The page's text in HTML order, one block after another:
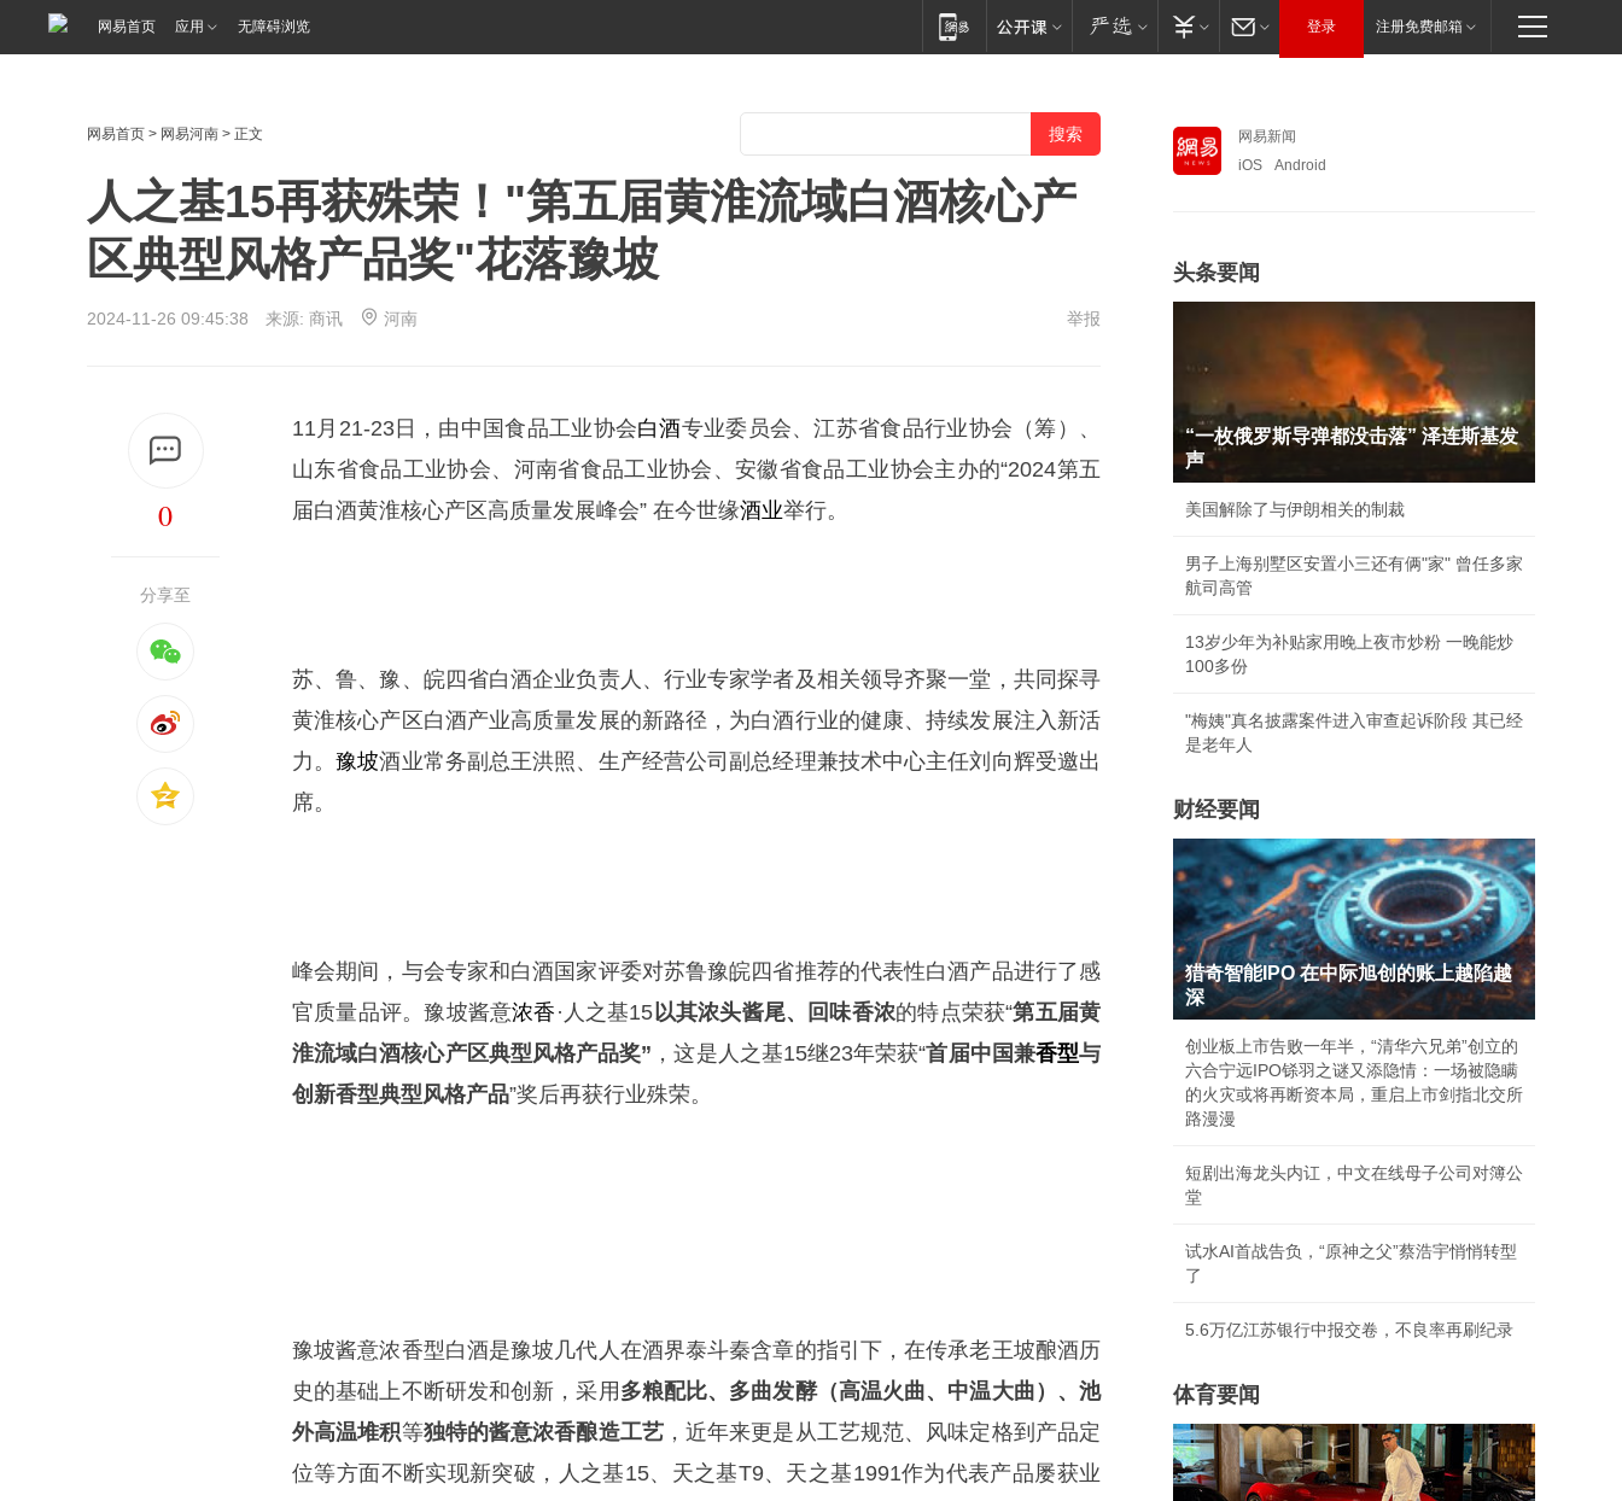
网易首页 应用 无障碍浏览 登录 注册免费邮箱
网易首页 > 网易河南 > 正文
人之基15再获殊荣！"第五届黄淮流域白酒核心产
区典型风格产品奖"花落豫坡
2024-11-26 09:45:38 来源: 商讯 河南 举报
0
分享至
11月21-23日，由中国食品工业协会白酒专业委员会、江苏省食品行业协会（筹）、
山东省食品工业协会、河南省食品工业协会、安徽省食品工业协会主办的“2024第五
届白酒黄淮核心产区高质量发展峰会” 在今世缘酒业举行。
苏、鲁、豫、皖四省白酒企业负责人、行业专家学者及相关领导齐聚一堂，共同探寻
黄淮核心产区白酒产业高质量发展的新路径，为白酒行业的健康、持续发展注入新活
力。豫坡酒业常务副总王洪照、生产经营公司副总经理兼技术中心主任刘向辉受邀出
席。
峰会期间，与会专家和白酒国家评委对苏鲁豫皖四省推荐的代表性白酒产品进行了感
官质量品评。豫坡酱意浓香 ·人之基15以其浓头酱尾、回味香浓的特点荣获“第五届黄
淮流域白酒核心产区典型风格产品奖” ，这是人之基15继23年荣获“首届中国兼香型与
创新香型典型风格产品”奖后再获行业殊荣。
豫坡酱意浓香型白酒是豫坡几代人在酒界泰斗秦含章的指引下，在传承老王坡酿酒历
史的基础上不断研发和创新，采用 多粮配比、多曲发酵（高温火曲、中温大曲）、池
外高温堆积等独特的酱意浓香酿造工艺，近年来更是从工艺规范、风味定格到产品定
位等方面不断实现新突破，人之基15、天之基T9、天之基1991作为代表产品屡获业
网易新闻
iOS
Android
头条要闻
“一枚俄罗斯导弹都没击落” 泽连斯基发
声
美国解除了与伊朗相关的制裁
男子上海别墅区安置小三还有俩"家" 曾任多家
航司高管
13岁少年为补贴家用晚上夜市炒粉 一晚能炒
100多份
"梅姨"真名披露案件进入审查起诉阶段 其已经
是老年人
财经要闻
猎奇智能IPO 在中际旭创的账上越陷越
深
创业板上市告败一年半，“清华六兄弟”创立的
六合宁远IPO铩羽之谜又添隐情：一场被隐瞒
的火灾或将再断资本局，重启上市剑指北交所
路漫漫
短剧出海龙头内讧，中文在线母子公司对簿公
堂
试水AI首战告负，“原神之父”蔡浩宇悄悄转型
了
5.6万亿江苏银行中报交卷，不良率再刷纪录
体育要闻